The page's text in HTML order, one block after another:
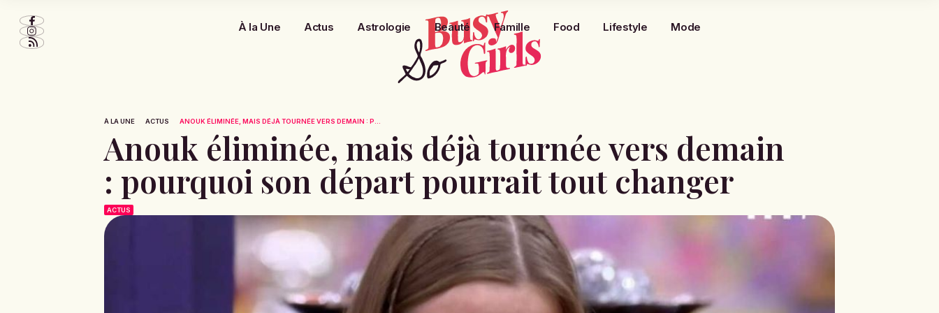
À la Une Actus Astrologie Beauté Famille Food Lifestyle Mode
À LA UNE ACTUS ANOUK ÉLIMINÉE, MAIS DÉJÀ TOURNÉE VERS DEMAIN : P...
Anouk éliminée, mais déjà tournée vers demain
: pourquoi son départ pourrait tout changer
ACTUS